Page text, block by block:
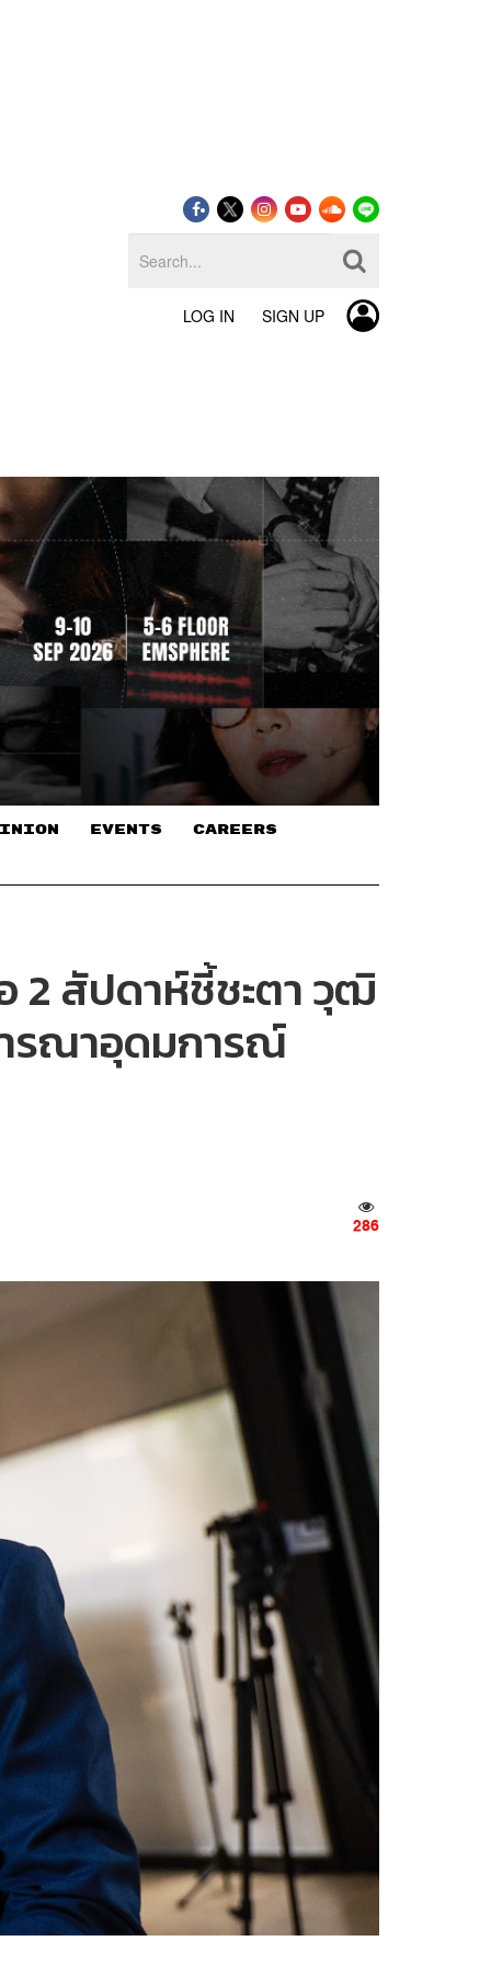
LOG IN SIGN UP
EVENTS CAREERS
2 สัปดาห์ชี้ชะตา วุฒิ
รณาอุดมการณ์
286